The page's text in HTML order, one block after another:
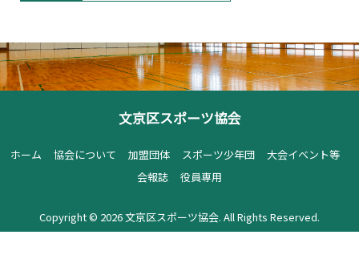
文京区スポーツ協会
ホーム 協会について 加盟団体 スポーツ少年団
大会イベント等
会報誌
役員専用
Copyright © 2026文京区スポーツ協会. All Rights Reserved.